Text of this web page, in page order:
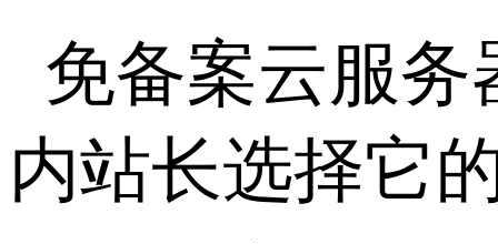
免备案云服
内站长选择它